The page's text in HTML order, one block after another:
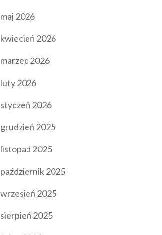
maj 2026
kwiecień 2026
marzec 2026
luty 2026
styczeń 2026
grudzień 2025
listopad 2025
październik 2025
wrzesień 2025
sierpień 2025